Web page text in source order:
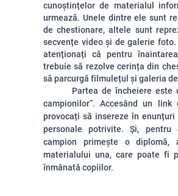
cunoștințelor de materialul
urmează. Unele dintre ele sunt
de chestionare, altele sunt
secvențe video și de galerie
atenționați că pentru
trebuie să rezolve cerința din
să parcurgă filmulețul și galeria
Partea de încheiere este o
campionilor”. Accesând un link
provocați să insereze în enunțuri
personale potrivite. Și, pentru
campion primește o diplomă,
materialului una, care poate fi
înmânată copiilor.